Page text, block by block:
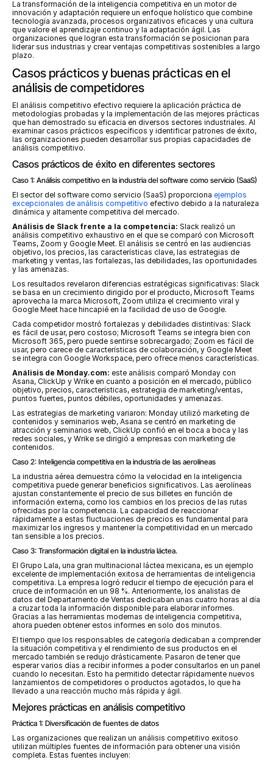
La transformación de la inteligencia competitiva en un motor de
innovación y adaptación requiere un enfoque holístico que combine
tecnología avanzada, procesos organizativos eficaces y una cultura
que valore el aprendizaje continuo y la adaptación ágil. Las
organizaciones que logran esta transformación se posicionan para
liderar sus industrias y crear ventajas competitivas sostenibles a largo
plazo.
Casos prácticos y buenas prácticas en el
análisis de competidores
El análisis competitivo efectivo requiere la aplicación práctica de
metodologías probadas y la implementación de las mejores prácticas
que han demostrado su eficacia en diversos sectores industriales. Al
examinar casos prácticos específicos y identificar patrones de éxito,
las organizaciones pueden desarrollar sus propias capacidades de
análisis competitivo.
Casos prácticos de éxito en diferentes sectores
Caso 1: Análisis competitivo en la industria del software como servicio (SaaS)
El sector del software como servicio (SaaS) proporciona ejemplos
excepcionales de análisis competitivo efectivo debido a la naturaleza
dinámica y altamente competitiva del mercado.
Análisis de Slack frente a la competencia: Slack realizó un
análisis competitivo exhaustivo en el que se comparó con Microsoft
Teams, Zoom y Google Meet. El análisis se centró en las audiencias
objetivo, los precios, las características clave, las estrategias de
marketing y ventas, las fortalezas, las debilidades, las oportunidades
y las amenazas.
Los resultados revelaron diferencias estratégicas significativas: Slack
se basa en un crecimiento dirigido por el producto, Microsoft Teams
aprovecha la marca Microsoft, Zoom utiliza el crecimiento viral y
Google Meet hace hincapié en la facilidad de uso de Google.
Cada competidor mostró fortalezas y debilidades distintivas: Slack
es fácil de usar, pero costoso; Microsoft Teams se integra bien con
Microsoft 365, pero puede sentirse sobrecargado; Zoom es fácil de
usar, pero carece de características de colaboración, y Google Meet
se integra con Google Workspace, pero ofrece menos características.
Análisis de Monday.com: este análisis comparó Monday con
Asana, ClickUp y Wrike en cuanto a posición en el mercado, público
objetivo, precios, características, estrategia de marketing/ventas,
puntos fuertes, puntos débiles, oportunidades y amenazas.
Las estrategias de marketing variaron: Monday utilizó marketing de
contenidos y seminarios web, Asana se centró en marketing de
atracción y seminarios web, ClickUp confió en el boca a boca y las
redes sociales, y Wrike se dirigió a empresas con marketing de
contenidos.
Caso 2: Inteligencia competitiva en la industria de las aerolíneas
La industria aérea demuestra cómo la velocidad en la inteligencia
competitiva puede generar beneficios significativos. Las aerolíneas
ajustan constantemente el precio de sus billetes en función de
información externa, como los cambios en los precios de las rutas
ofrecidas por la competencia. La capacidad de reaccionar
rápidamente a estas fluctuaciones de precios es fundamental para
maximizar los ingresos y mantener la competitividad en un mercado
tan sensible a los precios.
Caso 3: Transformación digital en la industria láctea.
El Grupo Lala, una gran multinacional láctea mexicana, es un ejemplo
excelente de implementación exitosa de herramientas de inteligencia
competitiva. La empresa logró reducir el tiempo de ejecución para el
cruce de información en un 98 %. Anteriormente, los analistas de
datos del Departamento de Ventas dedicaban unas cuatro horas al día
a cruzar toda la información disponible para elaborar informes.
Gracias a las herramientas modernas de inteligencia competitiva,
ahora pueden obtener estos informes en solo dos minutos.
El tiempo que los responsables de categoría dedicaban a comprender
la situación competitiva y el rendimiento de sus productos en el
mercado también se redujo drásticamente. Pasaron de tener que
esperar varios días a recibir informes a poder consultarlos en un panel
cuando lo necesitan. Esto ha permitido detectar rápidamente nuevos
lanzamientos de competidores o productos agotados, lo que ha
llevado a una reacción mucho más rápida y ágil.
Mejores prácticas en análisis competitivo
Práctica 1: Diversificación de fuentes de datos
Las organizaciones que realizan un análisis competitivo exitoso
utilizan múltiples fuentes de información para obtener una visión
completa. Estas fuentes incluyen: